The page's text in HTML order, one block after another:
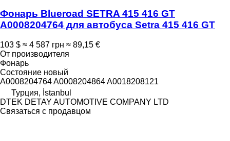
Фонарь Blueroad SETRA 415 416 GT
A0008204764 для автобуса Setra 415 416 GT
103 $ ≈ 4 587 грн ≈ 89,15 €
От производителя
Фонарь
Состояние новый
A0008204764 A0008204864 A0018208121
Турция, İstanbul
DTEK DETAY AUTOMOTIVE COMPANY LTD
Связаться с продавцом